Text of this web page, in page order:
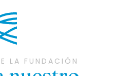
LA FUNDACIÓN